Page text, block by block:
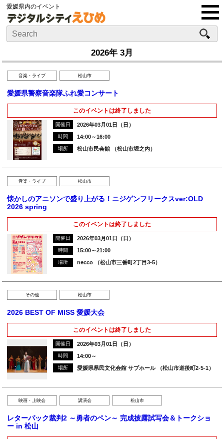
愛媛県内のイベント
2026年 3月
音楽・ライブ 松山市
愛媛県警察音楽隊ふれ愛コンサート
このイベントは終了しました
開催日 2026年03月01日（日）
時間 14:00～16:00
場所 松山市民会館 （松山市堀之内）
音楽・ライブ 松山市
懐かしのアニソンで盛り上がる！ニジゲンフリークスver:OLD
2026 spring
このイベントは終了しました
開催日 2026年03月01日（日）
時間 15:00～21:00
場所 necco （松山市三番町2丁目3-5）
その他 松山市
2026 BEST OF MISS 愛媛大会
このイベントは終了しました
開催日 2026年03月01日（日）
時間 14:00～
場所 愛媛県県民文化会館 サブホール （松山市道後町2-5-1）
映画・上映会 講演会 松山市
レターパック裁判2 ～勇者のペン～ 完成披露試写会＆トークショ
ー in 松山